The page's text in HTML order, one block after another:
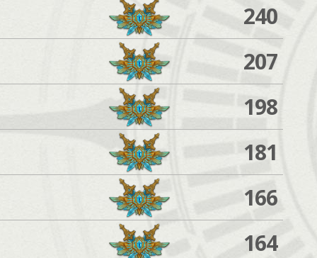
240
207
198
181
166
164